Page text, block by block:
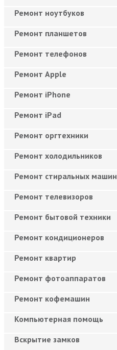
Ремонт ноутбуков
Ремонт планшетов
Ремонт телефонов
Ремонт Apple
Ремонт iPhone
Ремонт iPad
Ремонт оргтехники
Ремонт холодильников
Ремонт стиральных машин
Ремонт телевизоров
Ремонт бытовой техники
Ремонт кондиционеров
Ремонт квартир
Ремонт фотоаппаратов
Ремонт кофемашин
Компьютерная помощь
Вскрытие замков